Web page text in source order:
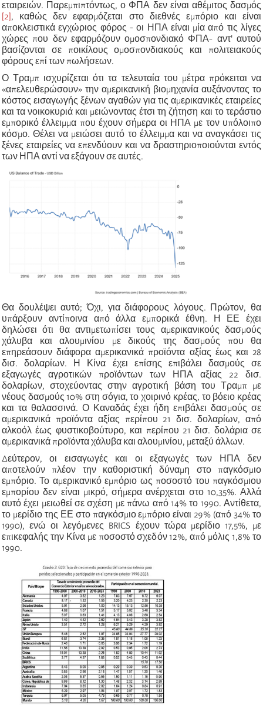
εταιρειών. Παρεμπιπτόντως, ο ΦΠΑ δεν είναι αθέμιτος δασμός
[2], καθώς δεν εφαρμόζεται στο διεθνές εμπόριο και είναι
αποκλειστικά εγχώριος φόρος - οι ΗΠΑ είναι μία από τις λίγες
χώρες που δεν εφαρμόζουν ομοσπονδιακό ΦΠΑ- αντ' αυτού
βασίζονται σε ποικίλους ομοσπονδιακούς και πολιτειακούς
φόρους επί των πωλήσεων.
Ο Τραμπ ισχυρίζεται ότι τα τελευταία του μέτρα πρόκειται να
«απελευθερώσουν» την αμερικανική βιομηχανία αυξάνοντας το
κόστος εισαγωγής ξένων αγαθών για τις αμερικανικές εταιρείες
και τα νοικοκυριά και μειώνοντας έτσι τη ζήτηση και το τεράστιο
εμπορικό έλλειμμα που έχουν σήμερα οι ΗΠΑ με τον υπόλοιπο
κόσμο. Θέλει να μειώσει αυτό το έλλειμμα και να αναγκάσει τις
ξένες εταιρείες να επενδύουν και να δραστηριοποιούνται εντός
των ΗΠΑ αντί να εξάγουν σε αυτές.
Θα δουλέψει αυτό; Όχι, για διάφορους λόγους. Πρώτον, θα
υπάρξουν αντίποινα από άλλα εμπορικά έθνη. Η ΕΕ έχει
δηλώσει ότι θα αντιμετωπίσει τους αμερικανικούς δασμούς
χάλυβα και αλουμινίου με δικούς της δασμούς που θα
επηρεάσουν διάφορα αμερικανικά προϊόντα αξίας έως και 28
δισ. δολαρίων. Η Κίνα έχει επίσης επιβάλει δασμούς σε
εξαγωγές αγροτικών προϊόντων των ΗΠΑ αξίας 22 δισ.
δολαρίων, στοχεύοντας στην αγροτική βάση του Τραμπ με
νέους δασμούς 10% στη σόγια, το χοιρινό κρέας, το βόειο κρέας
και τα θαλασσινά. Ο Καναδάς έχει ήδη επιβάλει δασμούς σε
αμερικανικά προϊόντα αξίας περίπου 21 δισ. δολαρίων, από
αλκοόλ έως φυστικοβούτυρο, και περίπου 21 δισ. δολάρια σε
αμερικανικά προϊόντα χάλυβα και αλουμινίου, μεταξύ άλλων.
Δεύτερον, οι εισαγωγές και οι εξαγωγές των ΗΠΑ δεν
αποτελούν πλέον την καθοριστική δύναμη στο παγκόσμιο
εμπόριο. Το αμερικανικό εμπόριο ως ποσοστό του παγκόσμιου
εμπορίου δεν είναι μικρό, σήμερα ανέρχεται στο 10,35%. Αλλά
αυτό έχει μειωθεί σε σχέση με πάνω από 14% το 1990. Αντίθετα,
το μερίδιο της ΕΕ στο παγκόσμιο εμπόριο είναι 29% (από 34% το
1990), ενώ οι λεγόμενες BRICS έχουν τώρα μερίδιο 17,5%, με
επικεφαλής την Κίνα με ποσοστό σχεδόν 12%, από μόλις 1,8% το
1990.